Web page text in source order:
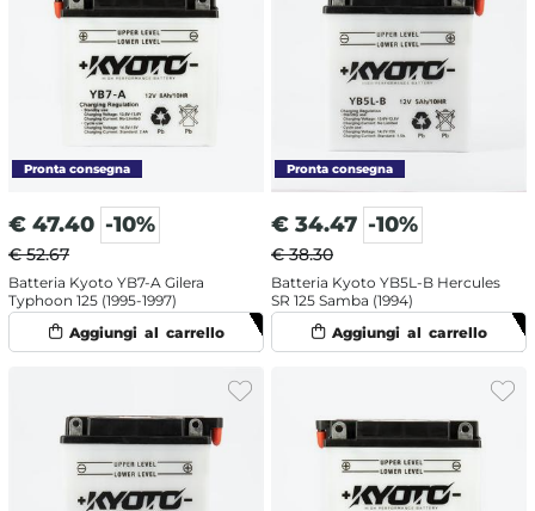
€ 47.40 -10%
€ 52.67
Batteria Kyoto YB7-A Gilera
Typhoon 125 (1995-1997)
€ 34.47 -10%
€ 38.30
Batteria Kyoto YB5L-B Hercules
SR 125 Samba (1994)